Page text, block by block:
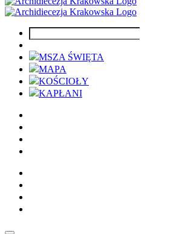
MSZA ŚWIĘTA
MAPA
KOŚCIOŁY
KAPŁANI